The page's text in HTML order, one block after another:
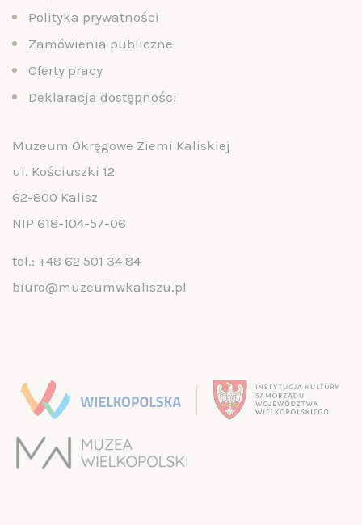
Polityka prywatności
Zamówienia publiczne
Oferty pracy
Deklaracja dostępności
Muzeum Okręgowe Ziemi Kaliskiej
ul. Kościuszki 12
62-800 Kalisz
NIP 618-104-57-06
tel.: +48 62 501 34 84
biuro@muzeumwkaliszu.pl